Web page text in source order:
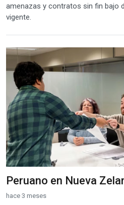
amenazas y contratos sin fin bajo
vigente.
Peruano en Nueva
hace 3 meses